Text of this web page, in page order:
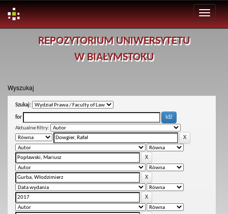
REPOZYTORIUM UNIWERSYTETU
W BIAŁYMSTOKU
Wyszukaj
Szukaj:
for
Aktualne filtry: